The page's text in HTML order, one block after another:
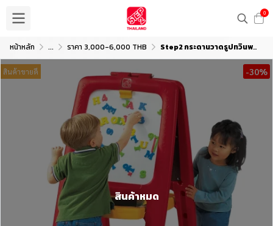
0
หน้าหลัก ... ราคา 3,000-6,000 THB Step2 กระดานวาดรูปทวินพร้อมพยัญชนะ ABC
สินค้าขายดี -30%
สินค้าหมด